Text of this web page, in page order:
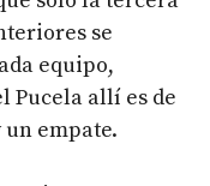
se
equipo,
Pucela allí es de
empate.